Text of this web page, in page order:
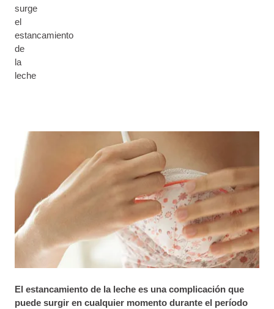
surge
el
estancamiento
de
la
leche
El estancamiento de la leche es una complicación que
puede surgir en cualquier momento durante el período